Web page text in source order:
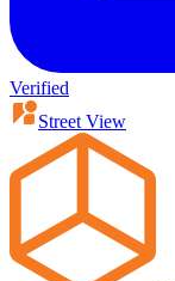
Verified
Street View